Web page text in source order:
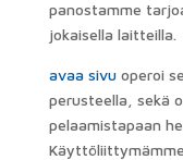
panostamme
jokaisella laitteilla.
avaa sivuoperoi
perusteella, sekä
pelaamistapaan